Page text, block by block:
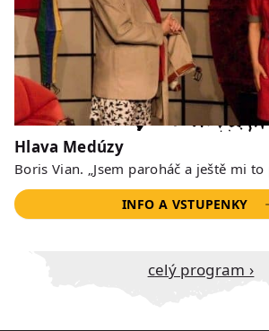
Hlava Medúzy
Boris Vian. „Jsem paroháč a ještě mi
INFO A VSTUPENKY
Celý program ›